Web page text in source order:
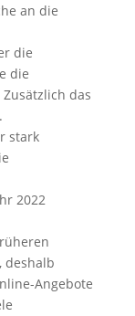
an die
die
die
das
stark
2022
deshalb
Angebote